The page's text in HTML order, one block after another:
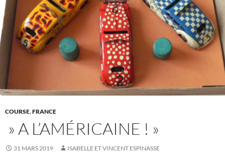
COURSE,FRANCE
» A L’AMÉRICAINE ! »
31 MARS 2019 ISABELLE ET VINCENT ESPINASSE